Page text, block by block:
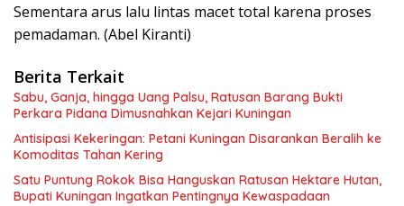
Sementara arus lalu lintas macet total karena proses
pemadaman. (Abel Kiranti)
Berita Terkait
Sabu, Ganja, hingga Uang Palsu, Ratusan Barang Bukti
Perkara Pidana Dimusnahkan Kejari Kuningan
Antisipasi Kekeringan: Petani Kuningan Disarankan Beralih ke
Komoditas Tahan Kering
Satu Puntung Rokok Bisa Hanguskan Ratusan Hektare Hutan,
Bupati Kuningan Ingatkan Pentingnya Kewaspadaan